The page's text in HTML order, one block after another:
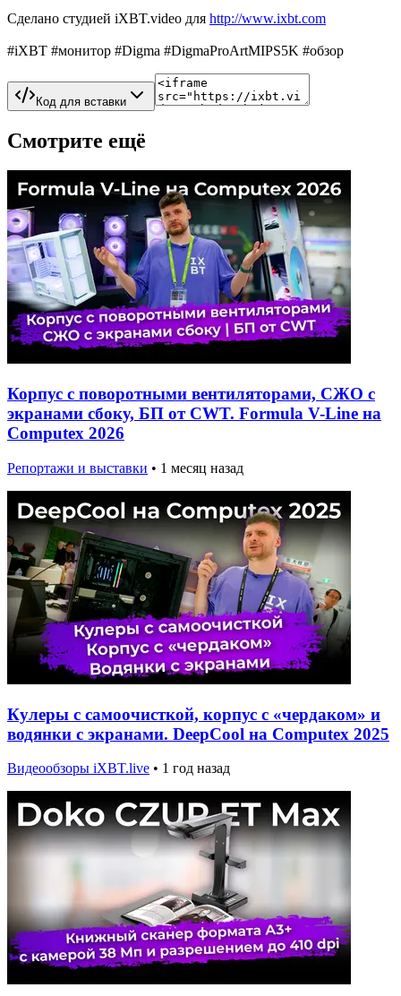
Сделано студией iXBT.video для http://www.ixbt.com
#iXBT #монитор #Digma #DigmaProArtMIPS5K #обзор
Код для вставки
Смотрите ещё
Корпус с поворотными вентиляторами, СЖО с
экранами сбоку, БП от CWT. Formula V-Line на
Computex 2026
Репортажи и выставки • 1 месяц назад
Кулеры с самоочисткой, корпус с «чердаком» и
водянки с экранами. DeepCool на Computex 2025
Видеообзоры iXBT.live • 1 год назад